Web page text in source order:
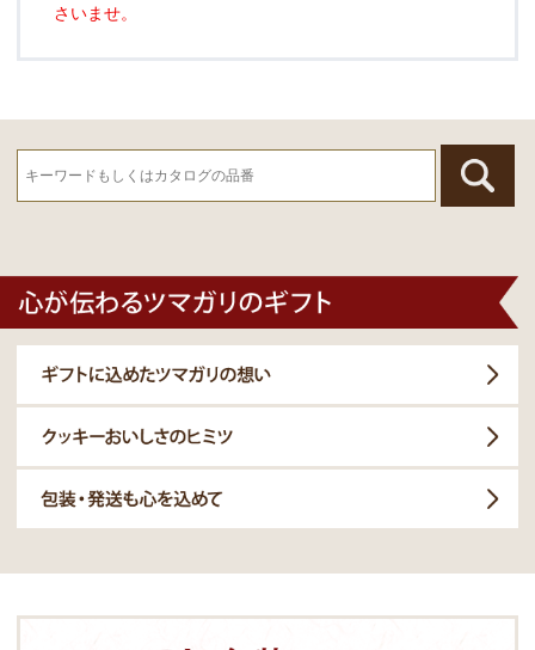
さいませ。